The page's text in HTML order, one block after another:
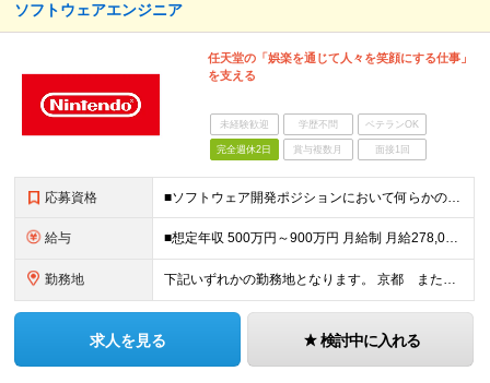
ソフトウェアエンジニア
任天堂の「娯楽を通じて人々を笑顔にする仕事」
を支える
未経験歓迎 学歴不問 ベテランOK
完全週休2日 賞与複数月 面接1回
応募資格 ■ソフトウェア開発ポジションにおいて何らかの知識・経験がある方 ※配属組織や担当プロジェクトにより異なる場合がございます。
給与 ■想定年収 500万円～900万円 月給制 月給278,000円～ ※残業が発生した場合、残業代を別途全額支給します ※試用期間2ヶ月あり(待遇や給与に差異はありません)
勤務地 下記いずれかの勤務地となります。 京都 または 東京 ※応募時に希望する勤務地をお選びいただけます。 【本社開発棟】 〒601-8502 京都市南区東九条南松田町2番地1 (変更の範囲)上記を除
求人を見る 検討中に入れる